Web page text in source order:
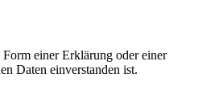
einer Erklärung oder einer
Daten einverstanden ist.